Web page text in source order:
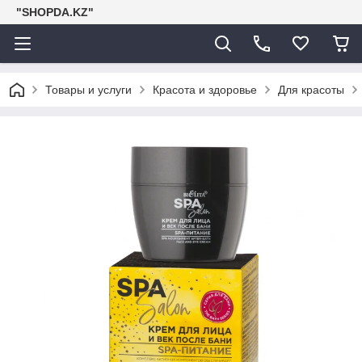
"SHOPDA.KZ"
Товары и услуги Красота и здоровье Для красоты